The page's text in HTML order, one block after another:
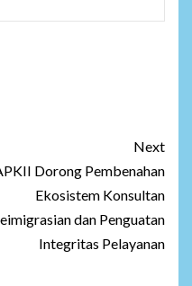
Next
Dorong Pembenahan
Ekosistem Konsultan
dan Penguatan
Integritas Pelayanan